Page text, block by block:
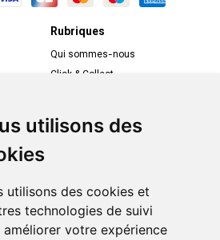
utilisons des
utilisons des cookies et
technologies de suivi
améliorer votre expérience
Rubriques
Qui sommes-nous
Click & Collect
Compte professionnel
Envoi d’ordonnance
Suivez-nous